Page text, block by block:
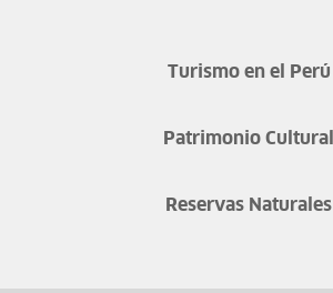
Turismo en el Perú
Patrimonio Cultural
Reservas Naturales